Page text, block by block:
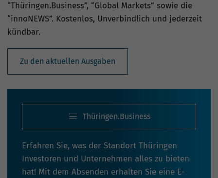
“Thüringen.Business”, “Global Markets” sowie die
“innoNEWS”. Kostenlos, Unverbindlich und jederzeit
kündbar.
Zu den aktuellen Ausgaben
Thüringen.Business
Erfahren Sie, was der Standort Thüringen
Investoren und Unternehmen alles zu bieten
hat! Mit dem Absenden erhalten Sie eine E-